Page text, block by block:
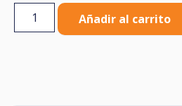
Añadir al carrito